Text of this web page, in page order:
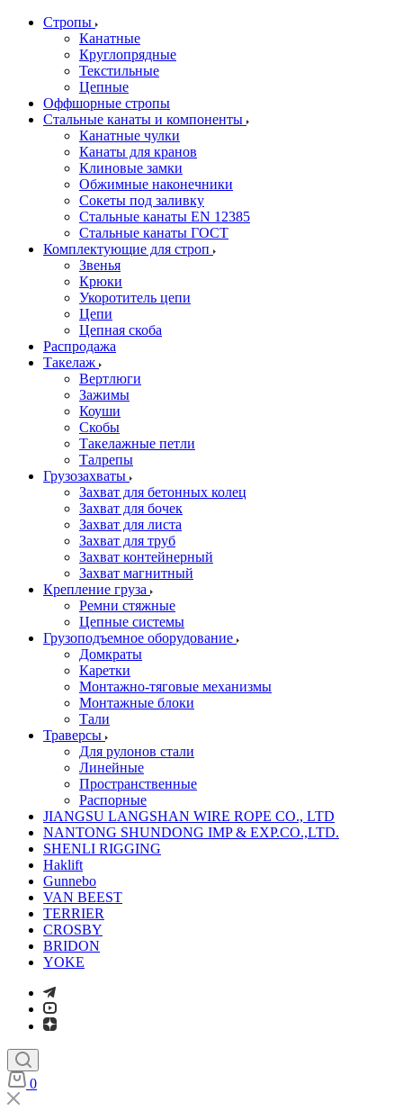
Стропы
Канатные
Круглопрядные
Текстильные
Цепные
Оффшорные стропы
Стальные канаты и компоненты
Канатные чулки
Канаты для кранов
Клиновые замки
Обжимные наконечники
Сокеты под заливку
Стальные канаты EN 12385
Стальные канаты ГОСТ
Комплектующие для строп
Звенья
Крюки
Укоротитель цепи
Цепи
Цепная скоба
Распродажа
Такелаж
Вертлюги
Зажимы
Коуши
Скобы
Такелажные петли
Талрепы
Грузозахваты
Захват для бетонных колец
Захват для бочек
Захват для листа
Захват для труб
Захват контейнерный
Захват магнитный
Крепление груза
Ремни стяжные
Цепные системы
Грузоподъемное оборудование
Домкраты
Каретки
Монтажно-тяговые механизмы
Монтажные блоки
Тали
Траверсы
Для рулонов стали
Линейные
Пространственные
Распорные
JIANGSU LANGSHAN WIRE ROPE CO., LTD
NANTONG SHUNDONG IMP & EXP.CO.,LTD.
SHENLI RIGGING
Haklift
Gunnebo
VAN BEEST
TERRIER
CROSBY
BRIDON
YOKE
0